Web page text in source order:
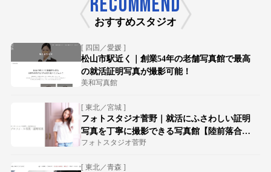
おすすめスタジオ
[ 四国／愛媛 ]
松山市駅近く｜創業54年の老舗写真館で最高
の就活証明写真が撮影可能！
美和写真館
[ 東北／宮城 ]
フォトスタジオ菅野｜就活にふさわしい証明
写真を丁寧に撮影できる写真館【陸前落合駅
徒歩15分】
フォトスタジオ菅野
[ 東北／青森 ]